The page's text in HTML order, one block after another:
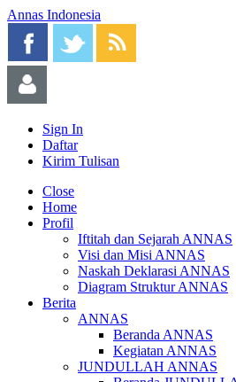
Annas Indonesia
Sign In
Daftar
Kirim Tulisan
Close
Home
Profil
Iftitah dan Sejarah ANNAS
Visi dan Misi ANNAS
Naskah Deklarasi ANNAS
Diagram Struktur ANNAS
Berita
ANNAS
Beranda ANNAS
Kegiatan ANNAS
JUNDULLAH ANNAS